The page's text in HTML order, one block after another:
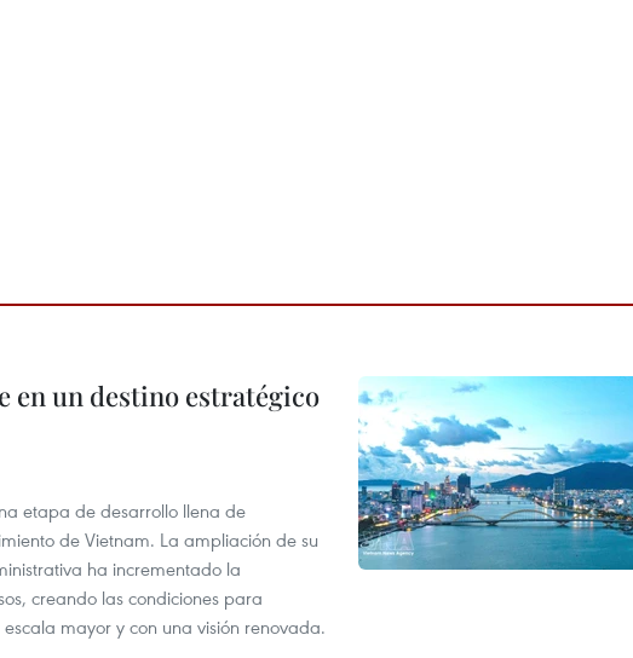
en un destino estratégico
etapa de desarrollo llena de
de Vietnam. La ampliación de su
ha incrementado la
creando las condiciones para
mayor y con una visión renovada.